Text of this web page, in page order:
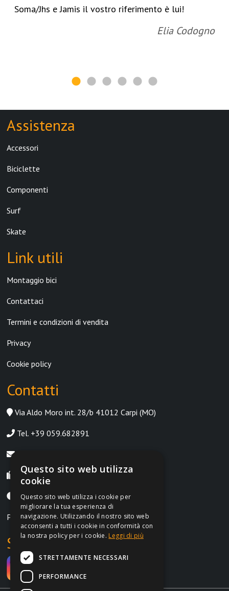
Soma/Jhs e Jamis il vostro riferimento è lui!
Elia Codogno
Assistenza
Accessori
Biciclette
Componenti
Surf
Skate
Link utili
Montaggio bici
Contattaci
Termini e condizioni di vendita
Privacy
Cookie policy
Contatti
Via Aldo Moro int. 28/b 41012 Carpi (MO)
Tel. +39 059.682891
Fax +39 059.8397669
Lunedì-Venerdì, 9:00-12:30 | 14:30-18:30
P.IVA IT02962690364
Social
Questo sito web utilizza
cookie
Questo sito web utilizza i cookie per
migliorare la tua esperienza di
navigazione. Utilizzando il nostro sito web
acconsenti a tutti i cookie in conformità con
la nostra policy per i cookie. Leggi di più
STRETTAMENTE NECESSARI
PERFORMANCE